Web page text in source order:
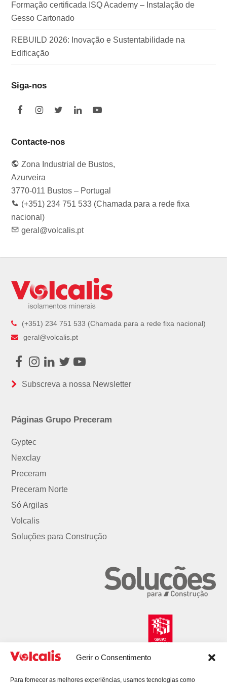
Gerir o Consentimento
Para fornecer as melhores experiências, usamos tecnologias como
Formação certificada ISQ Academy – Instalação de
Gesso Cartonado
REBUILD 2026: Inovação e Sustentabilidade na
Edificação
Siga-nos
F
e
o
o
k
I
t
g
r
a
m
T
t
e
r
L
d
I
Y
b
e
Contacte-nos
Zona Industrial de Bustos,
Azurveira
3770-011 Bustos – Portugal
(+351) 234 751 533 (Chamada para a rede fixa
nacional)
geral@volcalis.pt
(+351) 234 751 533 (Chamada para a rede fixa nacional)
geral@volcalis.pt
Facebook
Instagram
LinkedIn
TwitterYoutube
Subscreva a nossa Newsletter
Páginas Grupo Preceram
Gyptec
Nexclay
Preceram
Preceram Norte
Só Argilas
Volcalis
Soluções para Construção